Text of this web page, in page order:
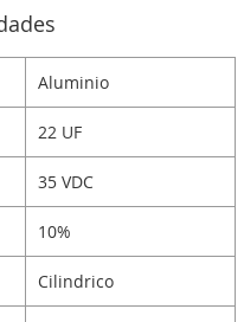
Aluminio
22 UF
35 VDC
10%
Cilindrico